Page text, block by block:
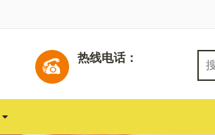
热线电话：